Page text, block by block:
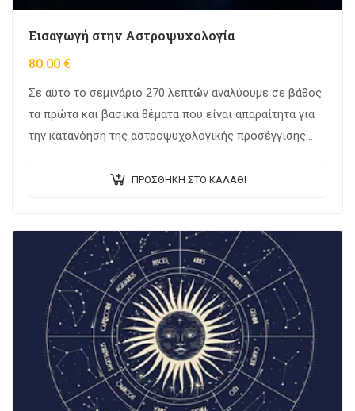
Εισαγωγή στην Αστροψυχολογία
80.00 €
Σε αυτό το σεμινάριο 270 λεπτών αναλύουμε σε βάθος
τα πρώτα και βασικά θέματα που είναι απαραίτητα για
την κατανόηση της αστροψυχολογικής προσέγγισης
ΠΡΟΣΘΉΚΗ ΣΤΟ ΚΑΛΆΘΙ